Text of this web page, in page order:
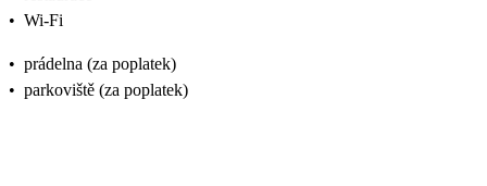
• Wi-Fi
• prádelna (za poplatek)
• parkoviště (za poplatek)